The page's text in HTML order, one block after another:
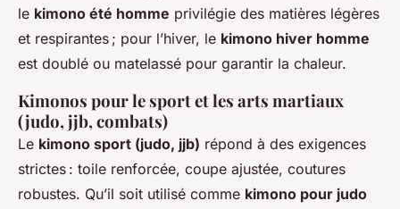
le kimono été homme privilégie des matières légères
et respirantes ; pour l’hiver, le kimono hiver homme
est doublé ou matelassé pour garantir la chaleur.
Kimonos pour le sport et les arts martiaux
(judo, jjb, combats)
Le kimono sport (judo, jjb) répond à des exigences
strictes : toile renforcée, coupe ajustée, coutures
robustes. Qu’il soit utilisé comme kimono pour judo